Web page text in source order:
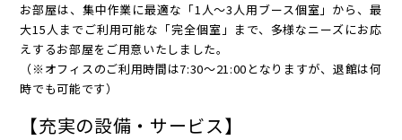
お部屋は、集中作業に最適な「1人〜3人用ブース個室」から、最
大15人までご利用可能な「完全個室」まで、多様なニーズにお応
えするお部屋をご用意いたしました。
（※オフィスのご利用時間は7:30〜21:00となりますが、退館は何
時でも可能です）
【充実の設備・サービス】